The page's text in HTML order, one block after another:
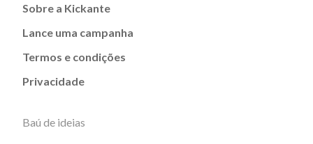
Sobre a Kickante
Lance uma campanha
Termos e condições
Privacidade
Baú de ideias